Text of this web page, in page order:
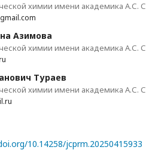
химии имени академика А.С.
Азимова
химии имени академика А.С.
Тураев
химии имени академика А.С.
10.14258/jcprm.20250415933